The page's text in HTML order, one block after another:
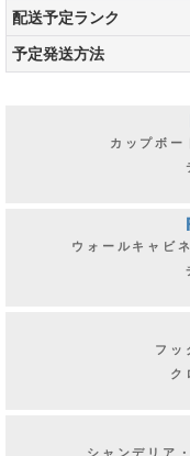
配送予定ランク
予定発送方法
カップボー
ウォールキャビ
フッ
ク